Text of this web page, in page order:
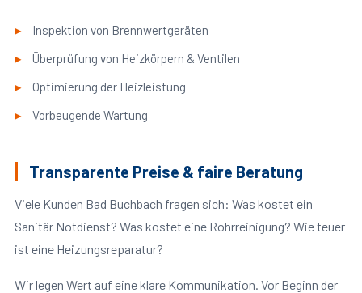
Inspektion von Brennwertgeräten
Überprüfung von Heizkörpern & Ventilen
Optimierung der Heizleistung
Vorbeugende Wartung
Transparente Preise & faire Beratung
Viele Kunden Bad Buchbach fragen sich: Was kostet ein
Sanitär Notdienst? Was kostet eine Rohrreinigung? Wie teuer
ist eine Heizungsreparatur?
Wir legen Wert auf eine klare Kommunikation. Vor Beginn der